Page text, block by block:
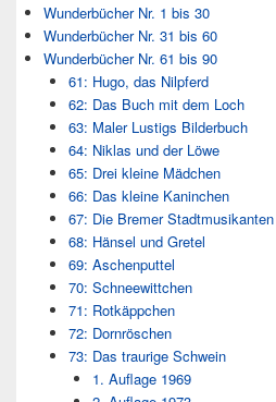
Wunderbücher Nr. 1 bis 30
Wunderbücher Nr. 31 bis 60
Wunderbücher Nr. 61 bis 90
61: Hugo, das Nilpferd
62: Das Buch mit dem Loch
63: Maler Lustigs Bilderbuch
64: Niklas und der Löwe
65: Drei kleine Mädchen
66: Das kleine Kaninchen
67: Die Bremer Stadtmusikanten
68: Hänsel und Gretel
69: Aschenputtel
70: Schneewittchen
71: Rotkäppchen
72: Dornröschen
73: Das traurige Schwein
1. Auflage 1969